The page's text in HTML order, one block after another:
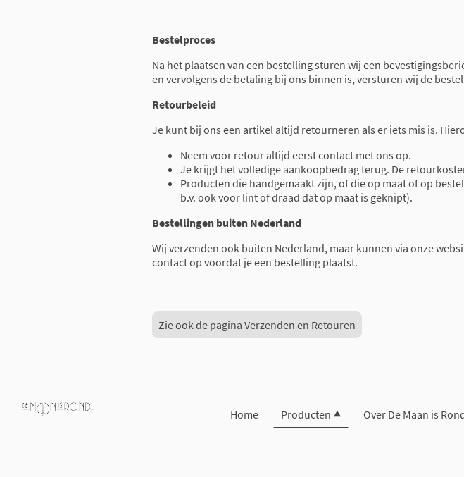
Bestelproces
Na het plaatsen van een bestelling sturen wij een
en vervolgens de betaling bij ons binnen is, versturen wij de
Retourbeleid
Je kunt bij ons een artikel altijd retourneren als er iets mis is.
Neem voor retour altijd eerst contact met ons op.
Je krijgt het volledige aankoopbedrag terug. De
Producten die handgemaakt zijn, of die op maat of op
b.v. ook voor lint of draad dat op maat is geknipt).
Bestellingen buiten Nederland
Wij verzenden ook buiten Nederland, maar kunnen via onze
contact op voordat je een bestelling plaatst.
Zie ook de pagina Verzenden en Retouren
Home Producten Over De Maan is